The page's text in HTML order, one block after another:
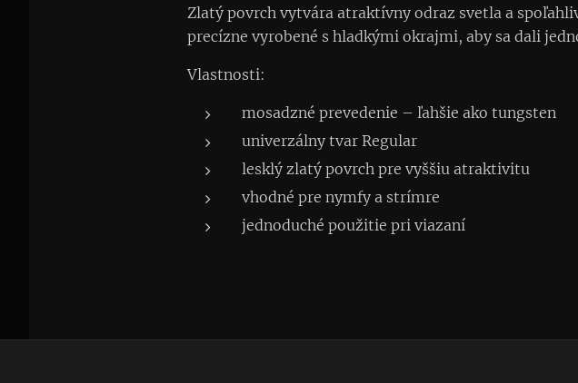
Zlatý povrch vytvára atraktívny odraz svetla a
precízne vyrobené s hladkými okrajmi, aby sa dali
Vlastnosti:
mosadzné prevedenie – ľahšie ako tungsten
univerzálny tvar Regular
lesklý zlatý povrch pre vyššiu atraktivitu
vhodné pre nymfy a strímre
jednoduché použitie pri viazaní